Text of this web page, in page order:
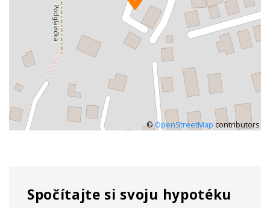
©OpenStreetMap contributors
Spočítajte si svoju hypotéku